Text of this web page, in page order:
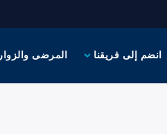
انضم إلى فريقنا المرضى والزوار